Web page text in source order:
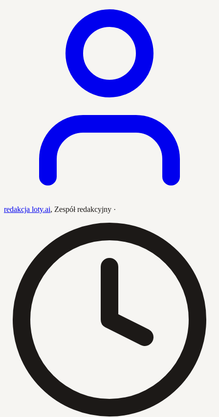
redakcja loty.ai, Zespół redakcyjny ·